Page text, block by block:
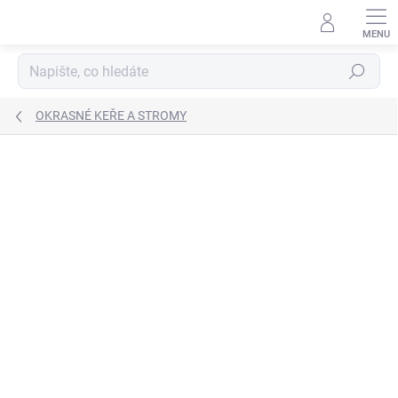
Hledat
OKRASNÉ KEŘE A STROMY